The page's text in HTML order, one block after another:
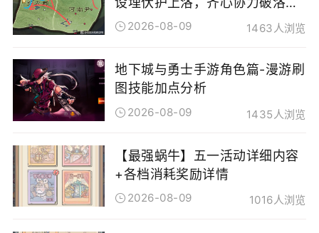
阳，看PK5007赛区如何上演“针
2026-08-09 1463人浏览
地下城与勇士手游角色篇-漫游刷
图技能加点分析
2026-08-09 1435人浏览
【最强蜗牛】五一活动详细内容
+各档消耗奖励详情
2026-08-09 1016人浏览